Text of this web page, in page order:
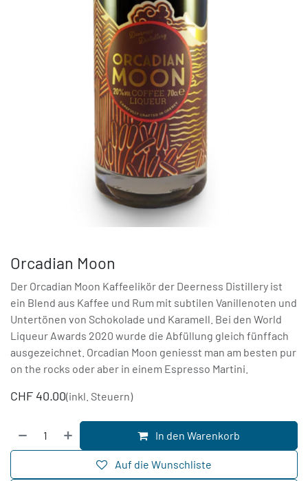
Orcadian Moon
Der Orcadian Moon Kaffeelikör der Deerness Distillery ist
ein Blend aus Kaffee und Rum mit subtilen Vanillenoten und
Untertönen von Schokolade und Karamell. Bei den World
Liqueur Awards 2020 wurde die Abfüllung gleich fünffach
ausgezeichnet. Orcadian Moon geniesst man am besten pur
on the rocks oder aber in einem Espresso Martini.
CHF 40.00(inkl. Steuern)
In den Warenkorb
Auf die Wunschliste